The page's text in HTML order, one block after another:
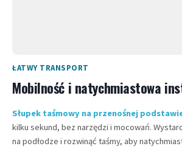
ŁATWY TRANSPORT
Mobilność i natychmiastowa
Słupek taśmowy na przenośnej
kilku sekund, bez narzędzi i mocowań.
na podłodze i rozwinąć taśmy, aby